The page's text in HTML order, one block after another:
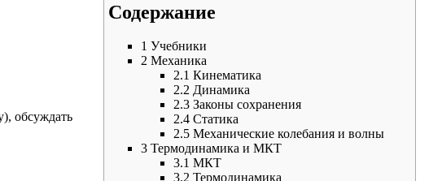
Содержание
1 Учебники
2 Механика
2.1 Кинематика
2.2 Динамика
2.3 Законы сохранения
2.4 Статика
2.5 Механические колебания и волны
3 Термодинамика и МКТ
3.1 МКТ
3.2 Термодинамика
), обсуждать